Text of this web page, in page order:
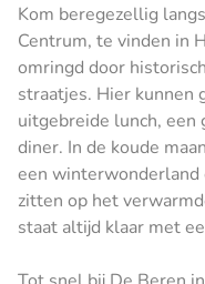
Kom beregezellig
Centrum, te vinden in
omringd door
straatjes. Hier kunnen
uitgebreide lunch,
diner. In de koude
een winterwonderland
zitten op het
staat altijd klaar met